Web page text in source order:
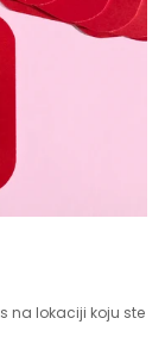
na lokaciji koju ste